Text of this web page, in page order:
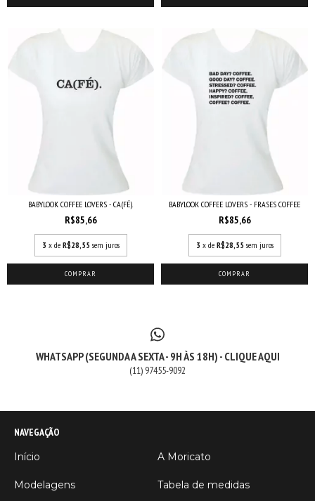
BABYLOOK COFFEE LOVERS - CA(FÉ).
R$85,66
3 x de R$28,55 sem juros
COMPRAR
BABYLOOK COFFEE LOVERS - FRASES COFFEE
R$85,66
3 x de R$28,55 sem juros
COMPRAR
WHATSAPP (SEGUNDA A SEXTA - 9H ÀS 18H) - CLIQUE AQUI
(11) 97455-9092
NAVEGAÇÃO
Início
A Moricato
Modelagens Tabela de medidas